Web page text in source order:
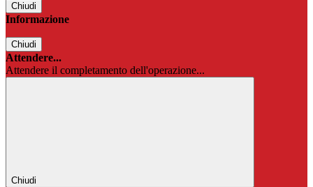
Chiudi
Informazione
Chiudi
Attendere...
Attendere il completamento dell'operazione...
Chiudi